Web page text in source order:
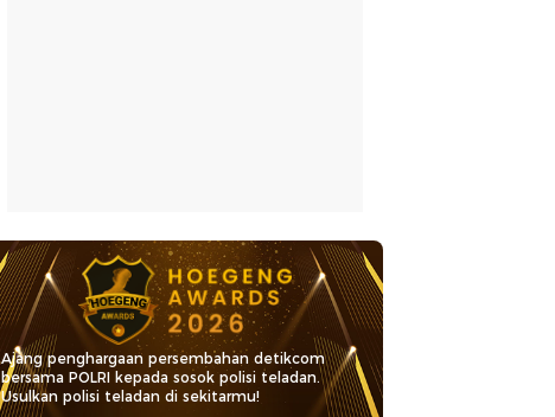
Ajang penghargaan persembahan detikcom
bersama POLRI kepada sosok polisi teladan.
Usulkan polisi teladan di sekitarmu!